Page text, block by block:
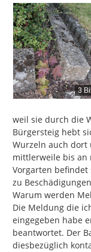
3
weil sie durch die
Bürgersteig hebt
Wurzeln auch dort
mittlerweile bis an
Vorgarten befindet
zu
Warum werden
Die Meldung die
eingegeben habe
beantwortet. Der
diesbezüglich